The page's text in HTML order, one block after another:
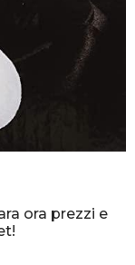
ora prezzi e